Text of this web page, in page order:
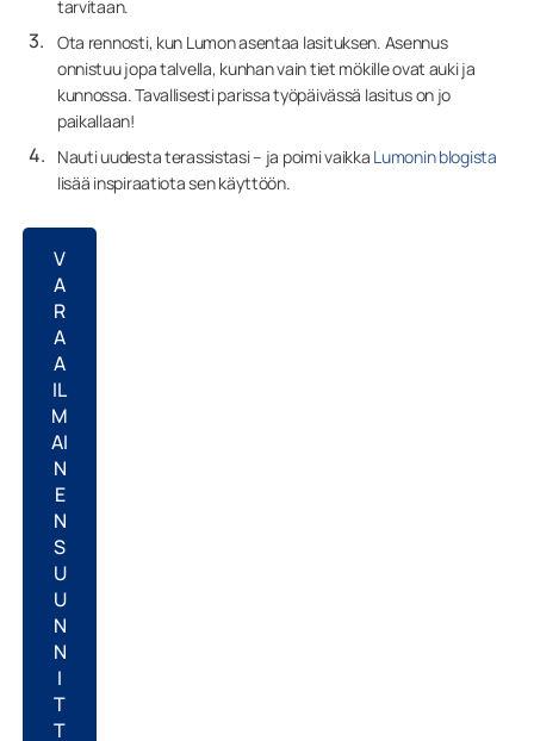
tarvitaan.
Ota rennosti, kun Lumon asentaa lasituksen. Asennus
onnistuu jopa talvella, kunhan vain tiet mökille ovat auki ja
kunnossa. Tavallisesti parissa työpäivässä lasitus on jo
paikallaan!
Nauti uudesta terassistasi – ja poimi vaikka Lumonin blogista
lisää inspiraatiota sen käyttöön.
V
A
R
A
A
IL
M
AI
N
E
N
S
U
U
N
N
I
T
T